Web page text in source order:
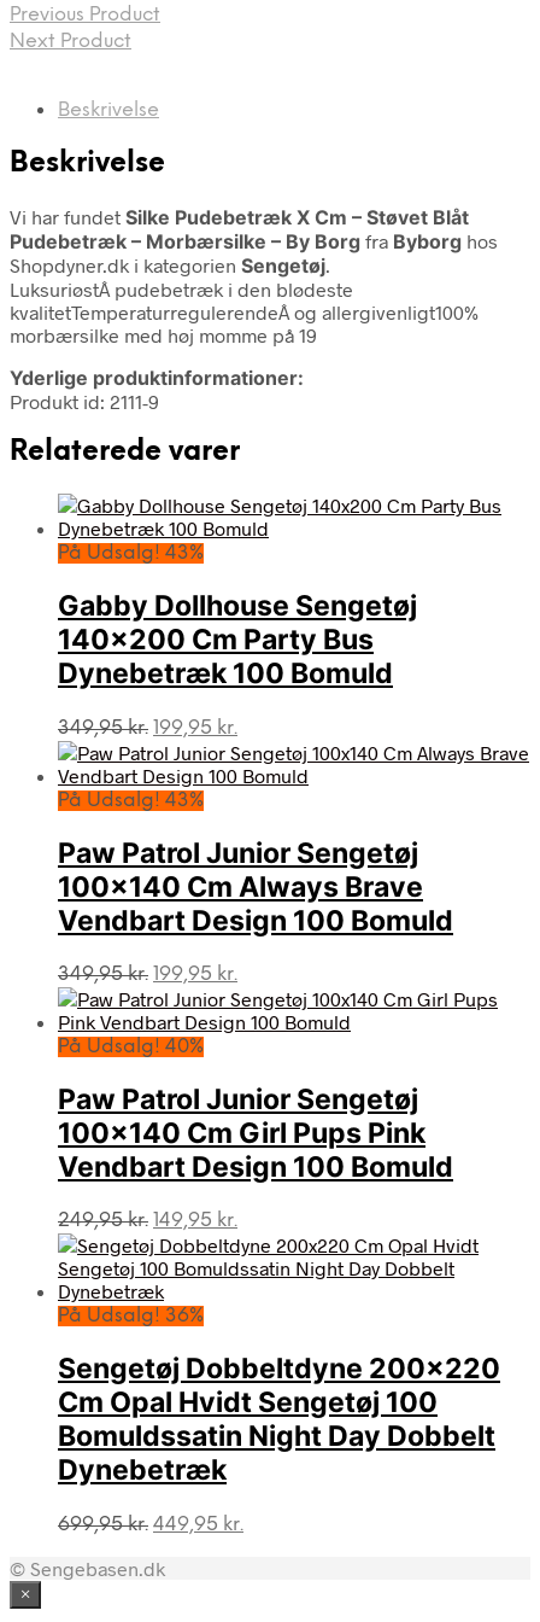
Previous Product
Next Product
Beskrivelse
Beskrivelse
Vi har fundet Silke Pudebetræk X Cm – Støvet Blåt
Pudebetræk – Morbærsilke – By Borg fra Byborg hos
Shopdyner.dk i kategorien Sengetøj.
LuksuriøstÂ pudebetræk i den blødeste
kvalitetTemperaturregulerendeÂ og allergivenligt100%
morbærsilke med høj momme på 19
Yderlige produktinformationer:
Produkt id: 2111-9
Relaterede varer
På Udsalg! 43%
Gabby Dollhouse Sengetøj
140×200 Cm Party Bus
Dynebetræk 100 Bomuld
349,95kr. Den
oprindelige
pris
var:
199,95 kr.
aktuelle
pris
På Udsalg! 43%
Paw Patrol Junior Sengetøj
100×140 Cm Always Brave
Vendbart Design 100 Bomuld
349,95kr. Den
oprindelige
pris
var:
199,95 kr.
aktuelle
pris
På Udsalg! 40%
Paw Patrol Junior Sengetøj
100×140 Cm Girl Pups Pink
Vendbart Design 100 Bomuld
249,95kr. Den
oprindelige
pris
var:
249,95 kr..
149,95 kr.
aktuelle
pris
På Udsalg! 36%
Sengetøj Dobbeltdyne 200×220
Cm Opal Hvidt Sengetøj 100
Bomuldssatin Night Day Dobbelt
Dynebetræk
699,95kr. Den
pris
449,95 kr.
© Sengebasen.dk
×